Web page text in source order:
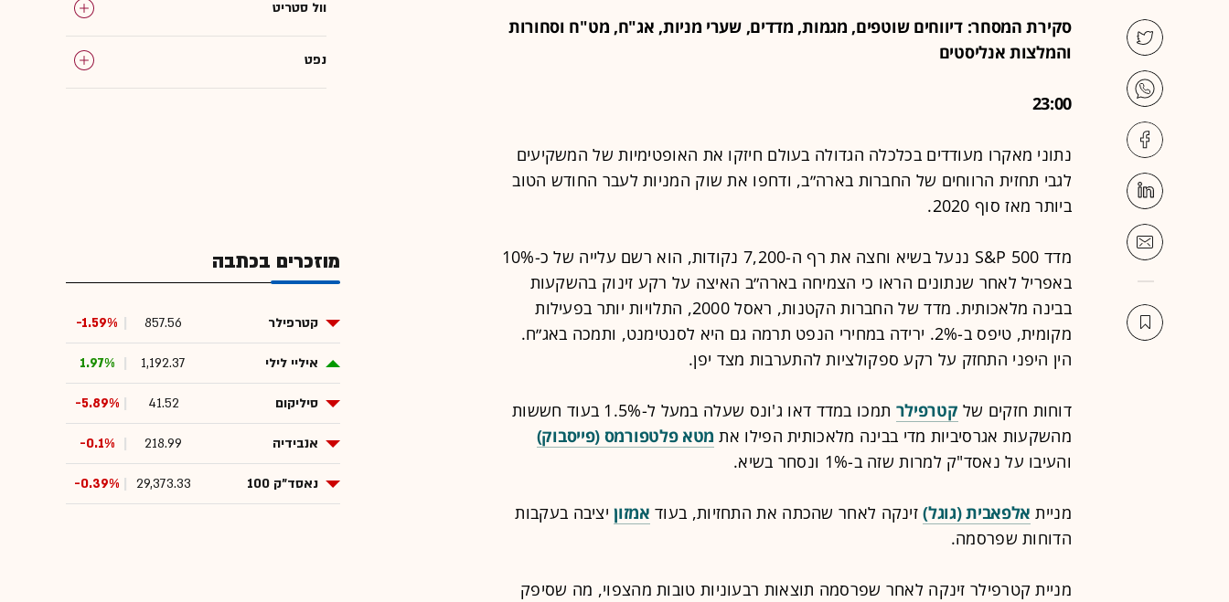
סקירת המסחר: דיווחים שוטפים, מגמות, מדדים, שערי מניות, אג"ח, מט"ח וסחורות
והמלצות אנליסטים
23:00
נתוני מאקרו מעודדים בכלכלה הגדולה בעולם חיזקו את האופטימיות של המשקיעים
לגבי תחזית הרווחים של החברות בארה״ב, ודחפו את שוק המניות לעבר החודש הטוב
ביותר מאז סוף 2020.
מדד S&P 500 ננעל בשיא וחצה את רף ה-7,200 נקודות, הוא רשם עלייה של כ-10%
באפריל לאחר שנתונים הראו כי הצמיחה בארה״ב האיצה על רקע זינוק בהשקעות
בבינה מלאכותית. מדד של החברות הקטנות, ראסל 2000, התלויות יותר בפעילות
מקומית, טיפס ב-2%. ירידה במחירי הנפט תרמה גם היא לסנטימנט, ותמכה באג״ח.
הין היפני התחזק על רקע ספקולציות להתערבות מצד יפן.
דוחות חזקים של קטרפילר
תמכו במדד דאו ג'ונס שעלה במעל ל-1.5% בעוד חששות
מהשקעות אגרסיביות מדי בבינה מלאכותית הפילו את מטא פלטפורמס (פייסבוק)
והעיבו על נאסד"ק למרות שזה ב-1% ונסחר בשיא.
מניית אלפאבית (גוגל) זינקה לאחר שהכתה את התחזיות, בעוד אמזון יציבה בעקבות
הדוחות שפרסמה.
מניית קטרפילר זינקה לאחר שפרסמה תוצאות רבעוניות טובות מהצפוי, מה שסיפק
וול סטריט
נפט
מוזכרים בכתבה
קטרפילר 857.56
-1.59%
איליי לילי 1,192.37
1.97%
סיליקום 41.52
-5.89%
אנבידיה 218.99
-0.1%
נאסד"ק 100 29,373.33
-0.39%